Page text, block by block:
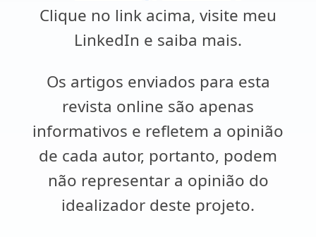
Clique no link acima, visite meu
LinkedIn e saiba mais.
Os artigos enviados para esta
revista online são apenas
informativos e refletem a opinião
de cada autor, portanto, podem
não representar a opinião do
idealizador deste projeto.